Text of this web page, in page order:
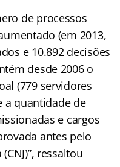
de processos
(em 2013,
e 10.892 decisões
desde 2006 o
(779 servidores
a quantidade de
e cargos
antes pelo
ressaltou